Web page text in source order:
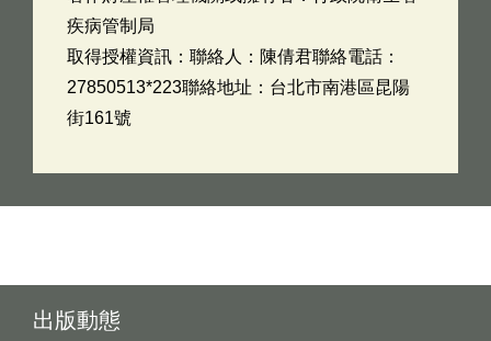
疾病管制局
取得授權資訊：聯絡人：陳倩君聯絡電話：
27850513*223聯絡地址：台北市南港區昆陽
街161號
出版動態